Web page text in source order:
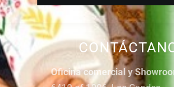
Oficina comercial y